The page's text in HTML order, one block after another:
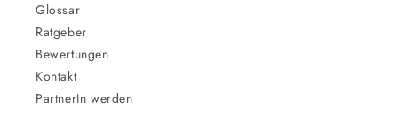
Glossar
Ratgeber
Bewertungen
Kontakt
PartnerIn werden